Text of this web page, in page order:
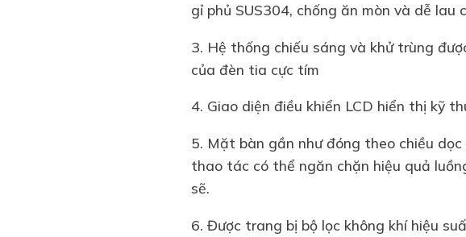
gỉ phủ SUS304, chống ăn mòn và dễ lau
3. Hệ thống chiếu sáng và khử trùng
của đèn tia cực tím
4. Giao diện điều khiển LCD hiển thị kỹ
5. Mặt bàn gần như đóng theo chiều
thao tác có thể ngăn chặn hiệu quả
sẽ.
6. Được trang bị bộ lọc không khí hiệu